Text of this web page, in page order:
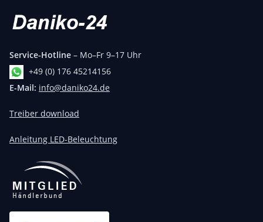
Service-Hotline – Mo–Fr 9–17 Uhr
+49 (0) 176 45214156
E-Mail: info@daniko24.de
Treiber download
Anleitung LED-Beleuchtung